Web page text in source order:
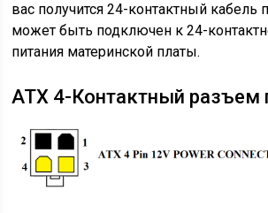
вас получится 24-контактный кабель
может быть подключен к 24-
питания материнской платы.
ATX 4-Контактный разъем